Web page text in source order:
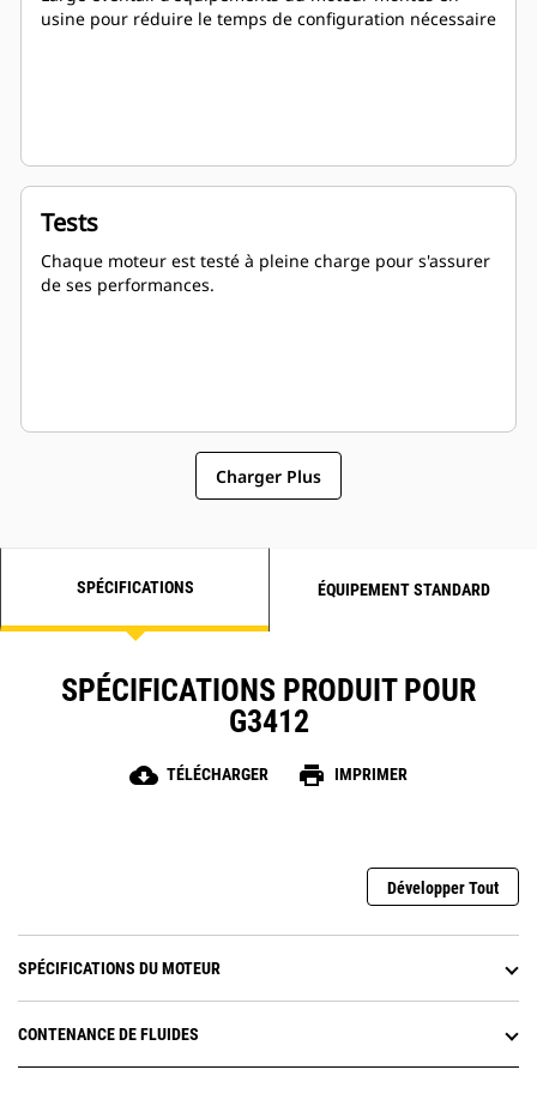
usine pour réduire le temps de configuration nécessaire
Tests
Chaque moteur est testé à pleine charge pour s'assurer
de ses performances.
Charger Plus
SPÉCIFICATIONS ÉQUIPEMENT STANDARD
SPÉCIFICATIONS PRODUIT POUR
G3412
cloud_download TÉLÉCHARGER print IMPRIMER
Développer Tout
SPÉCIFICATIONS DU MOTEUR
CONTENANCE DE FLUIDES